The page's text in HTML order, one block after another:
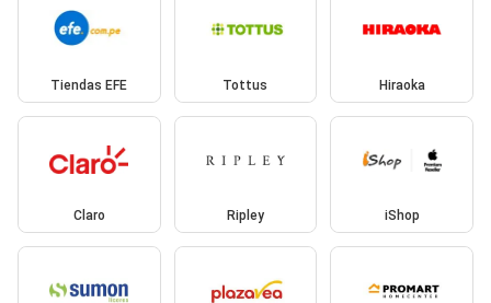
Tiendas EFE Tottus Hiraoka
Claro Ripley iShop